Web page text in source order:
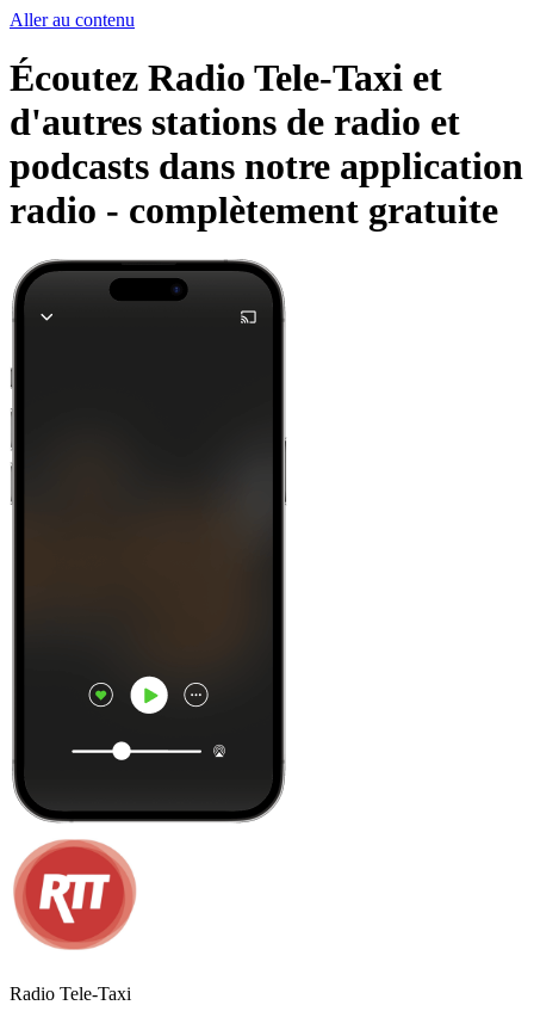
Aller au contenu
Écoutez Radio Tele-Taxi et
d'autres stations de radio et
podcasts dans notre application
radio - complètement gratuite
Radio Tele-Taxi